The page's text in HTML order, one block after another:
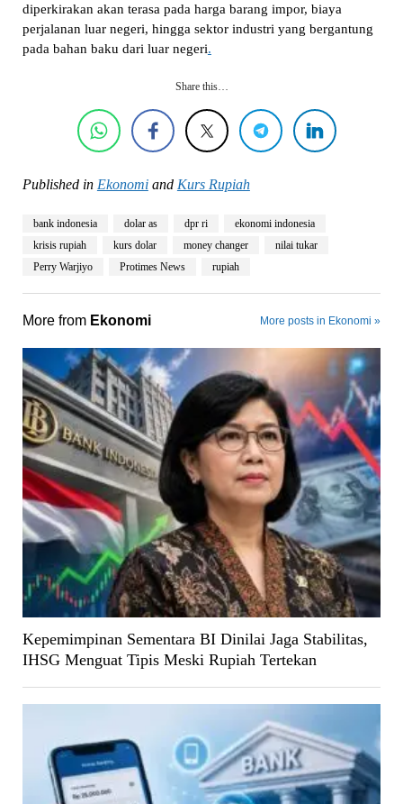
diperkirakan akan terasa pada harga barang impor, biaya
perjalanan luar negeri, hingga sektor industri yang bergantung
pada bahan baku dari luar negeri.
Share this…
Published in Ekonomiand Kurs Rupiah
bank indonesia dolar as dpr ri
ekonomi indonesia
krisis rupiah
kurs dolar money changer
nilai tukar
Perry Warjiyo
Protimes News rupiah
More from Ekonomi More posts in Ekonomi »
Kepemimpinan Sementara BI Dinilai Jaga Stabilitas,
IHSG Menguat Tipis Meski Rupiah Tertekan